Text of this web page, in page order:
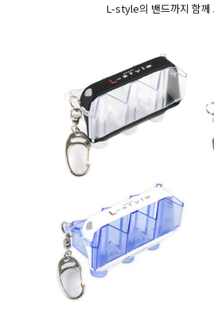
L-style의 밴드까지 함께